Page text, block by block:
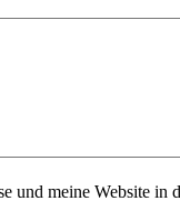
und meine Website in